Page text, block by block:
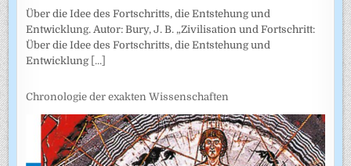
Über die Idee des Fortschritts, die Entstehung und
Entwicklung. Autor: Bury, J. B. „Zivilisation und Fortschritt:
Über die Idee des Fortschritts, die Entstehung und
Entwicklung [...]
Chronologie der exakten Wissenschaften